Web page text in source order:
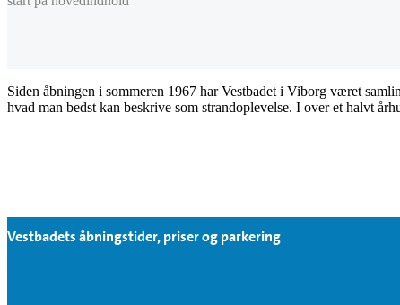
Siden åbningen i sommeren 1967 har Vestbadet i Viborg været
hvad man bedst kan beskrive som strandoplevelse. I over et halvt
Vestbadets åbningstider, priser og parkering